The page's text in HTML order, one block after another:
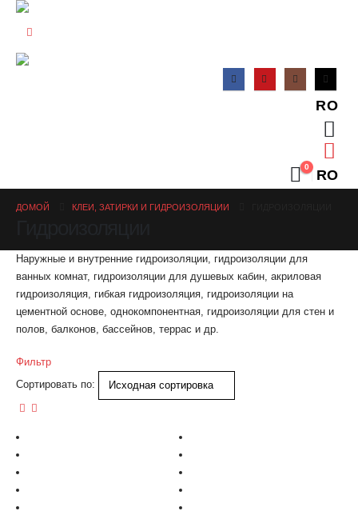
RO
0 RO
ДОМОЙ КЛЕИ, ЗАТИРКИ И ГИДРОИЗОЛЯЦИИ
Наружные и внутренние гидроизоляции, гидроизоляции для
ванных комнат, гидроизоляции для душевых кабин, акриловая
гидроизоляция, гибкая гидроизоляция, гидроизоляции на
цементной основе, однокомпонентная, гидроизоляции для стен и
полов, балконов, бассейнов, террас и др.
Фильтр
Сортировать по: